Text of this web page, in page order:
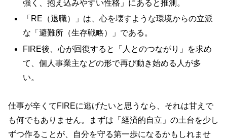
強く、抱え込みやすい性格」にあると推測。
「RE（退職）」は、心を壊すような環境からの立派
な「避難所（生存戦略）」である。
FIRE後、心が回復すると「人とのつながり」を求め
て、個人事業主などの形で再び動き始める人が多
い。
仕事が辛くてFIREに逃げたいと思うなら、それは甘えで
も何でもありません。まずは「経済的自立」の土台を少し
ずつ作ることが、自分を守る第一歩になるかもしれませ